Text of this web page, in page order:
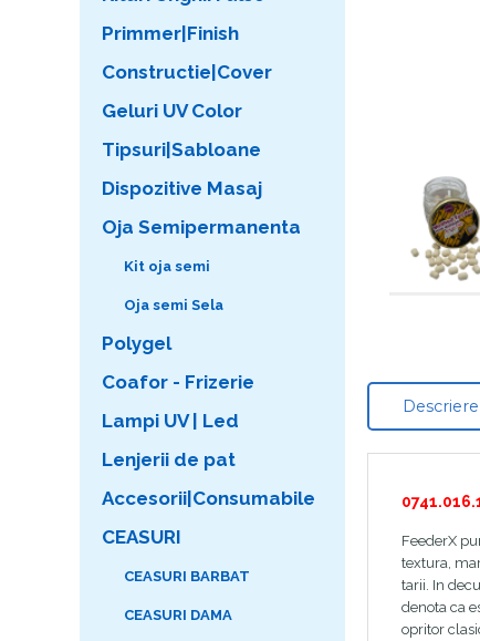
Descriere
FeederX
textura,
tarii. In
denota ca
opritor
Primmer|Finish
Constructie|Cover
Geluri UV Color
Tipsuri|Sabloane
Dispozitive Masaj
Oja Semipermanenta
Kit oja semi
Oja semi Sela
Polygel
Coafor - Frizerie
Lampi UV | Led
Lenjerii de pat
Accesorii|Consumabile
CEASURI
CEASURI BARBAT
CEASURI DAMA